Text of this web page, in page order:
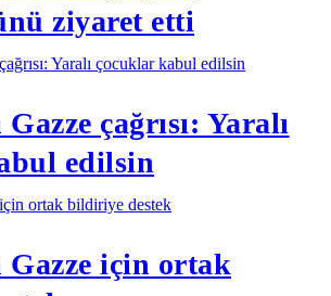
ziyaret etti
çağrısı: Yaralı
edilsin
Gazze için ortak